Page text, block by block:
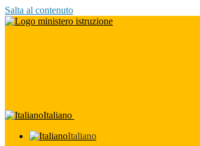
Salta al contenuto
Italiano
Italiano